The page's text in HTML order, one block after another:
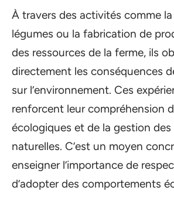
À travers des activités comme
légumes ou la fabrication de
des ressources de la ferme, ils
directement les conséquences
sur l’environnement. Ces
renforcent leur compréhension
écologiques et de la gestion des
naturelles. C’est un moyen
enseigner l’importance de
d’adopter des comportements